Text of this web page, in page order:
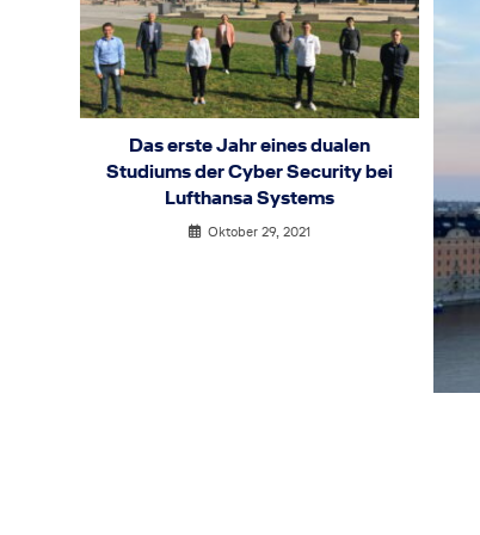
Das erste Jahr eines dualen
Studiums der Cyber Security bei
Lufthansa Systems
Oktober 29, 2021